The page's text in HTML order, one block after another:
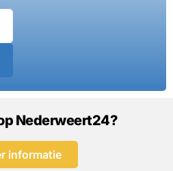
Nederweert24?
informatie